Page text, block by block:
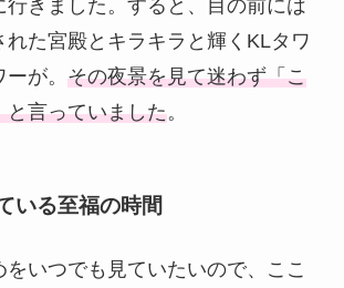
行きました。すると、目の前には
れた宮殿とキラキラと輝くKLタワ
が。 その夜景を見て迷わず「こ
と言っていました。
いる至福の時間
をいつでも見ていたいので、ここ